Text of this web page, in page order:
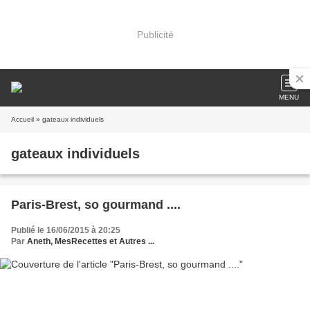
Publicité
MENU
Accueil » gateaux individuels
gateaux individuels
Paris-Brest, so gourmand ....
Publié le 16/06/2015 à 20:25
Par Aneth, MesRecettes et Autres ...